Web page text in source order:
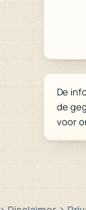
De
de
voor